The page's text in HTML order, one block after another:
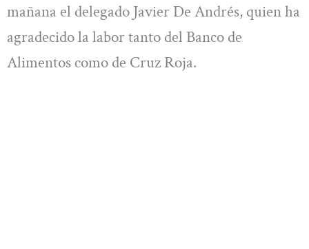
mañana el delegado Javier De Andrés, quien ha
agradecido la labor tanto del Banco de
Alimentos como de Cruz Roja.